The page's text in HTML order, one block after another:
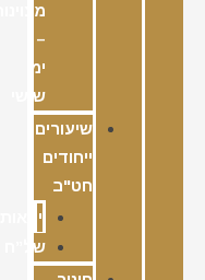
מצוינות
–
ימי
שישי
שיעורים
ייחודים
חט"ב
ימאות
של”ח